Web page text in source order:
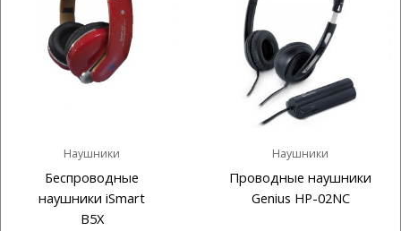
Наушники
Беспроводные
наушники iSmart
B5X
Наушники
Проводные наушники
Genius HP-02NC